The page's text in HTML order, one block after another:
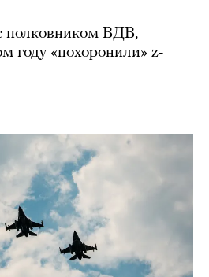
полковником ВДВ,
году «похоронили» z-